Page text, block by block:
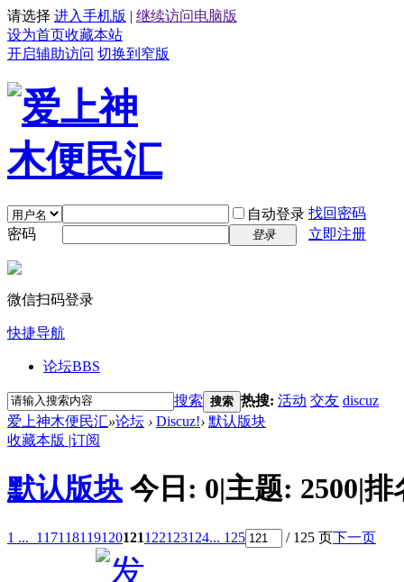
请选择 进入手机版 | 继续访问电脑版
设为首页收藏本站
开启辅助访问 切换到窄版
自动登录 找回密码
密码
登录 立即注册
微信扫码登录
快捷导航
论坛BBS
搜索 搜索 热搜: 活动 交友 discuz
爱上神木便民汇»论坛 › Discuz!› 默认版块
收藏本版 |订阅
默认版块 今日: 0|主题: 2500|排
1 ... 117118119120121122123124... 125 / 125 页下一页